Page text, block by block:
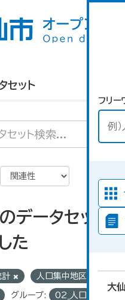
フリー
大
セット
データセット
た
計 人口集中地区
グループ: 02_人口・世帯